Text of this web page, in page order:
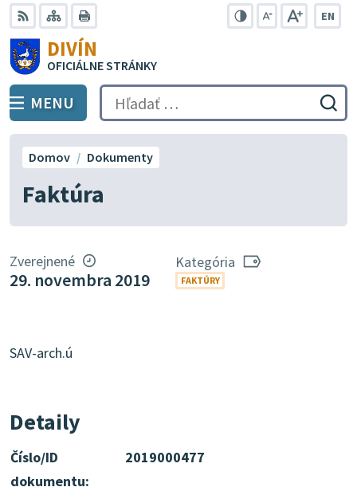
Preskočiť
na
obsah
RSS Mapa
EN
DIVÍN
OFICIÁLNE STRÁNKY
PREPNÚŤ
MENU Hľadať:
Faktúra
Domov Dokumenty
Zverejnené
29. novembra 2019
Kategória
FAKTÚRY
SAV-arch.ú
Detaily
Číslo/ID
dokumentu:
2019000477